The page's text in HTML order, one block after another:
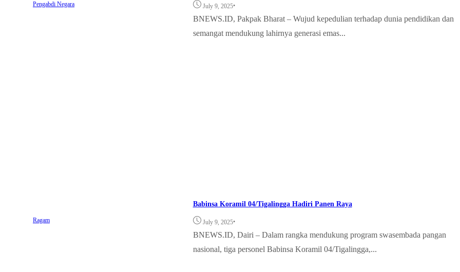
Pengabdi Negara July 9, 2025•
BNEWS.ID, Pakpak Bharat – Wujud kepedulian terhadap dunia pendidikan dan
semangat mendukung lahirnya generasi emas...
Ragam
Babinsa Koramil 04/Tigalingga Hadiri Panen Raya
July 9, 2025•
BNEWS.ID, Dairi – Dalam rangka mendukung program swasembada pangan
nasional, tiga personel Babinsa Koramil 04/Tigalingga,...